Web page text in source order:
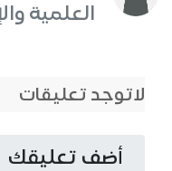
العلمية
لاتوجد تعليقات
أضف تعليقك